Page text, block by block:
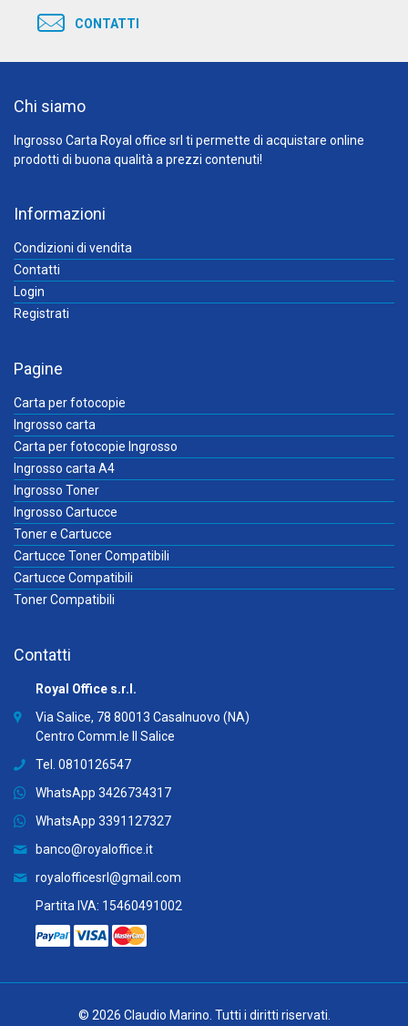
CONTATTI
Chi siamo
Ingrosso Carta Royal office srl ti permette di acquistare online
prodotti di buona qualità a prezzi contenuti!
Informazioni
Condizioni di vendita
Contatti
Login
Registrati
Pagine
Carta per fotocopie
Ingrosso carta
Carta per fotocopie Ingrosso
Ingrosso carta A4
Ingrosso Toner
Ingrosso Cartucce
Toner e Cartucce
Cartucce Toner Compatibili
Cartucce Compatibili
Toner Compatibili
Contatti
Royal Office s.r.l.
Via Salice, 78 80013 Casalnuovo (NA)
Centro Comm.le Il Salice
Tel. 0810126547
WhatsApp 3426734317
WhatsApp 3391127327
banco@royaloffice.it
royalofficesrl@gmail.com
Partita IVA: 15460491002
© 2026 Claudio Marino . Tutti i diritti riservati.